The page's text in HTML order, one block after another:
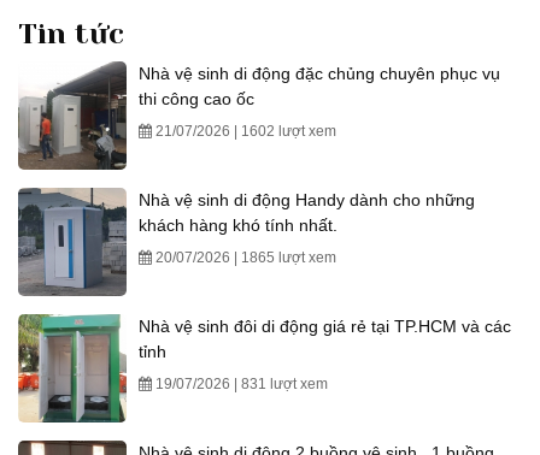
Tin tức
Nhà vệ sinh di động đặc chủng chuyên phục vụ
thi công cao ốc
21/07/2026 | 1602 lượt xem
Nhà vệ sinh di động Handy dành cho những
khách hàng khó tính nhất.
20/07/2026 | 1865 lượt xem
Nhà vệ sinh đôi di động giá rẻ tại TP.HCM và các
tỉnh
19/07/2026 | 831 lượt xem